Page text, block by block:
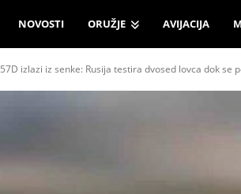
NOVOSTI ORUŽJE AVIJACIJA
izlazi iz senke: Rusija testira dvosed lovca dok se